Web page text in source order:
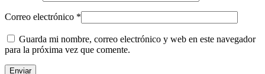
Correo electrónico *
Guarda mi nombre, correo electrónico y web en este navegador
para la próxima vez que comente.